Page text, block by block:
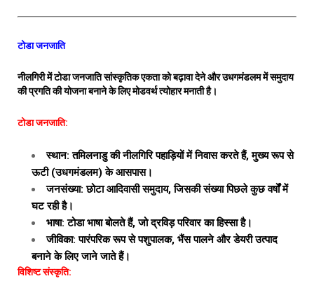
टोडा जनजाति
नीलगिरी में टोडा जनजाति सांस्कृतिक एकता को बढ़ावा देने और उधगमंडलम में समुदाय
की प्रगति की योजना बनाने के लिए मोडवर्थ त्योहार मनाती है।
टोडा जनजाति:
स्थान: तमिलनाडु की नीलगिरि पहाड़ियों में निवास करते हैं, मुख्य रूप से
ऊटी (उधगमंडलम) के आसपास।
जनसंख्या: छोटा आदिवासी समुदाय, जिसकी संख्या पिछले कुछ वर्षों में
घट रही है।
भाषा: टोडा भाषा बोलते हैं, जो द्रविड़ परिवार का हिस्सा है।
जीविका: पारंपरिक रूप से पशुपालक, भैंस पालने और डेयरी उत्पाद
बनाने के लिए जाने जाते हैं।
विशिष्ट संस्कृति: